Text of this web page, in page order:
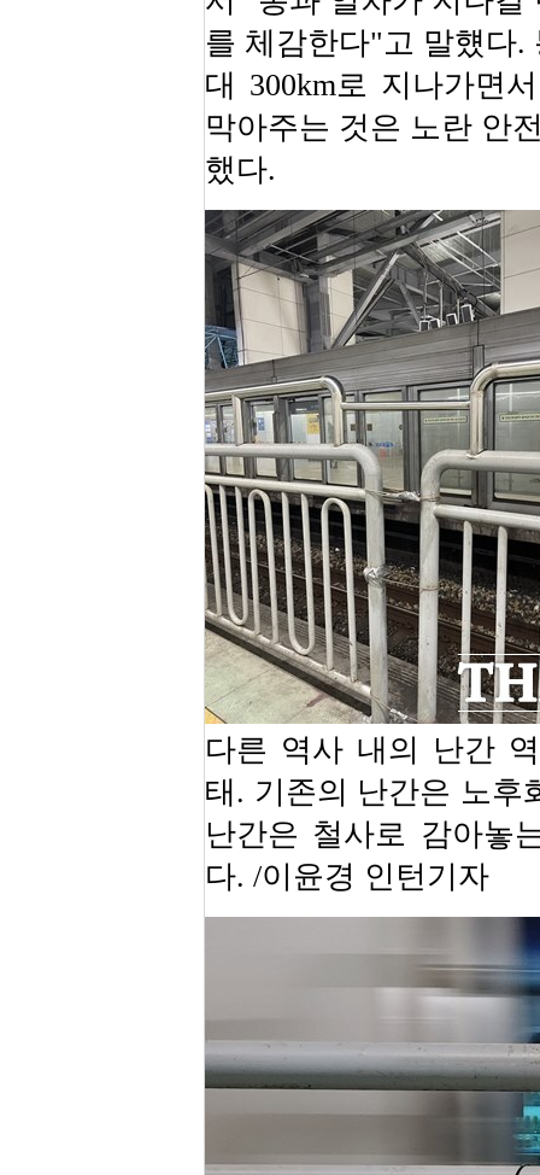
를 체감한다"고 말헀다.
대 300km로 지나가면
막아주는 것은 노란 안
했다.
다른 역사 내의 난간
태. 기존의 난간은 노후
난간은 철사로 감아놓
다. /이윤경 인턴기자